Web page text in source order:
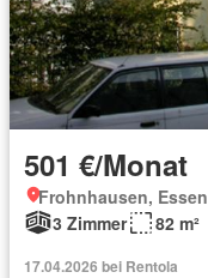
501 €/Monat
Frohnhausen, Essen
3 Zimmer
82 m²
17.04.2026 bei Rentola